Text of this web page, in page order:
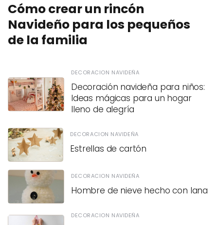
Cómo crear un rincón
Navideño para los pequeños
de la familia
DECORACION NAVIDEÑA
Decoración navideña para niños:
Ideas mágicas para un hogar
lleno de alegría
DECORACION NAVIDEÑA
Estrellas de cartón
DECORACION NAVIDEÑA
Hombre de nieve hecho con lana
DECORACION NAVIDEÑA